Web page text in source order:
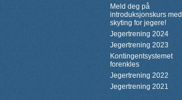
Meld deg på
introduksjonskurs med
skyting for jegere!
Jegertrening 2024
Jegertrening 2023
Kontingentsystemet
forenkles
Jegertrening 2022
Jegertrening 2021